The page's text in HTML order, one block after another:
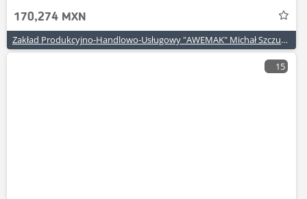
170,274 MXN
Zakład Produkcyjno-Handlowo-Usługowy "AWEMAK" Michał Szczuraszek
15